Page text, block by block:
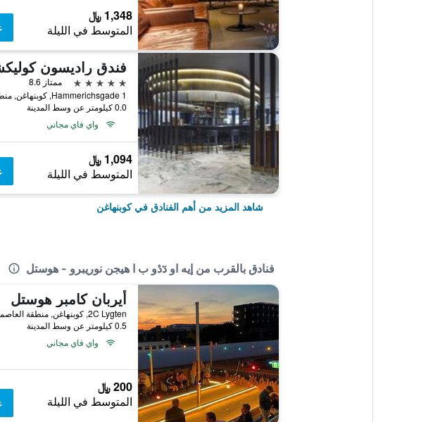
1,348 ﷼
المتوسط في الليلة
5 نجوم
ممتاز 8.6
0.0 كيلومتر عن وسط المدينة
واي فاي مجاني
1,094 ﷼
المتوسط في الليلة
شاهد المزيد من أهم الفنادق في كوبنهاغن
فنادق بالقرب من إيه او دٓدٔو ب ا هيجن نوريبرو - هوستل
أيربان كامبر هوستل
0.5 كيلومتر عن وسط المدينة
واي فاي مجاني
200 ﷼
المتوسط في الليلة